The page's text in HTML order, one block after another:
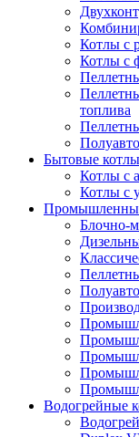
Котлы с
Котлы с
топлива
Бытовые котлы
Котлы с
Котлы с
Блочно-
Водогрейные